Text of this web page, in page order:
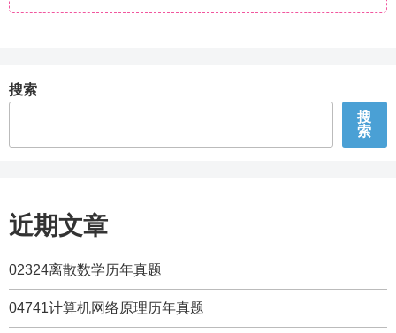
搜索
搜
索
近期文章
02324离散数学历年真题
04741计算机网络原理历年真题